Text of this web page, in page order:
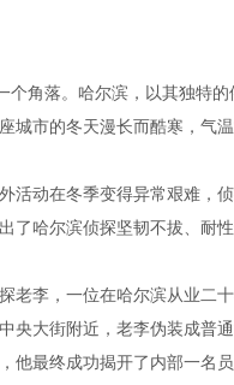
个角落。哈尔滨，以其独特的
城市的冬天漫长而酷寒，气
活动在冬季变得异常艰难，
了哈尔滨侦探坚韧不拔、耐
老李，一位在哈尔滨从业二
央大街附近，老李伪装成普
他最终成功揭开了内部一名